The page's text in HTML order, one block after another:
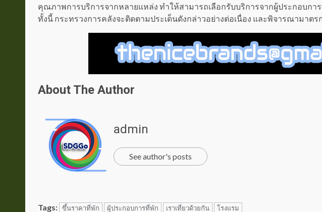
คุณภาพการบริการจากหลายแหล่ง ทำให้สามารถเลือกรับบริการจากผู้ประกอบก
ทั้งนี้ กระทรวงการคลังจะติดตามประเด็นดังกล่าวอย่างต่อเนื่อง และพิจารณามาต
About The Author
admin
See author's posts
Tags: ขึ้นราคาที่พัก ผู้ประกอบการที่พัก เราเที่ยวด้วยกัน โรงแรม